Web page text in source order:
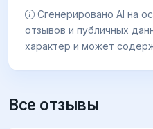
Сгенерировано AI на
отзывов и публичных
характер и может
Все отзывы